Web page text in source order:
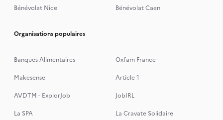
Bénévolat Nice
Bénévolat Caen
Organisations populaires
Banques Alimentaires
Oxfam France
Makesense
Article 1
AVDTM - ExplorJob
JobIRL
La SPA
La Cravate Solidaire